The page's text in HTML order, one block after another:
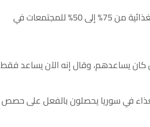
وأضاف سكاو أنه في مارس، اضطر برنامج الأغذية العالمي إلى خفض الحصص الغذائية من 75% إلى 50% للمجتمعات في
شخص – 66% من الأشخاص الذين كان يساعدهم، وقال إنه الآن يساعد فقط
في الغذاء في سوريا يحصلون بالفعل على حصص